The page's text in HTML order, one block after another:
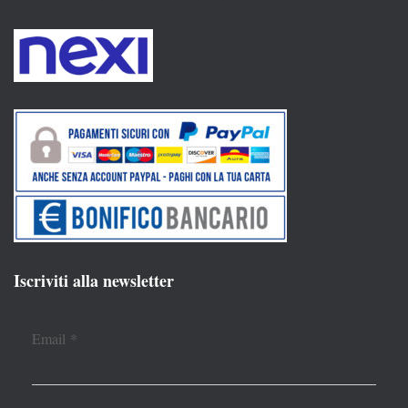
Iscriviti alla newsletter
Email *